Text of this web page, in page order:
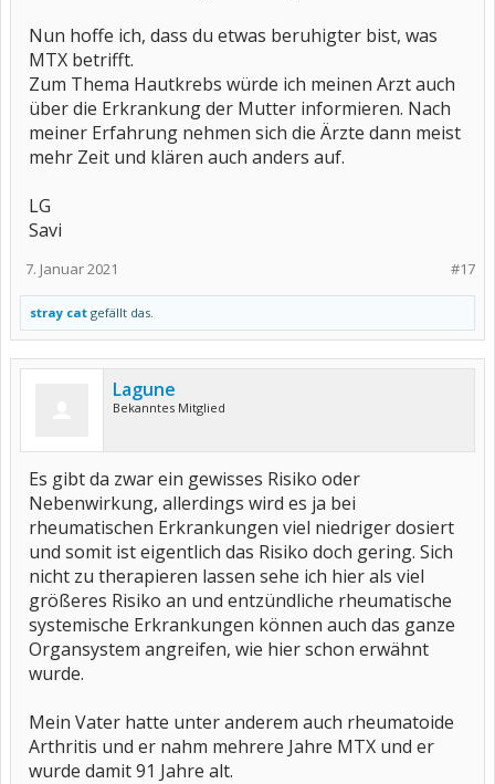
Nun hoffe ich, dass du etwas beruhigter bist, was
MTX betrifft.
Zum Thema Hautkrebs würde ich meinen Arzt auch
über die Erkrankung der Mutter informieren. Nach
meiner Erfahrung nehmen sich die Ärzte dann meist
mehr Zeit und klären auch anders auf.
LG
Savi
#17
7. Januar 2021
stray cat gefällt das.
Lagune
Bekanntes Mitglied
Es gibt da zwar ein gewisses Risiko oder
Nebenwirkung, allerdings wird es ja bei
rheumatischen Erkrankungen viel niedriger dosiert
und somit ist eigentlich das Risiko doch gering. Sich
nicht zu therapieren lassen sehe ich hier als viel
größeres Risiko an und entzündliche rheumatische
systemische Erkrankungen können auch das ganze
Organsystem angreifen, wie hier schon erwähnt
wurde.
Mein Vater hatte unter anderem auch rheumatoide
Arthritis und er nahm mehrere Jahre MTX und er
wurde damit 91 Jahre alt.